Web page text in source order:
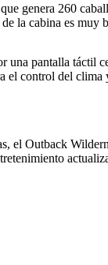
genera 260
la cabina es
una pantalla
el control del
el Outback